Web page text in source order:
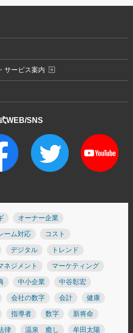
オーナー企業
ーム対応 コスト
デジタル トレンド
ネジメント マーケティング
中小企業 中谷彰宏
会社の数字 会計 健康
指導者 数字 新将命
律 温泉 癒し 牟田太陽
WEB/SNS
サービス案内 exit_to_app